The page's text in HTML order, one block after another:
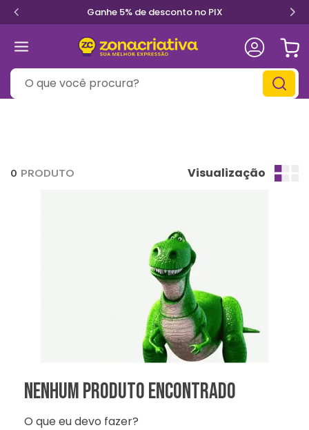
Ganhe 5% de desconto no PIX
O que você procura?
0 PRODUTO Visualização
Nenhum produto encontrado
O que eu devo fazer?